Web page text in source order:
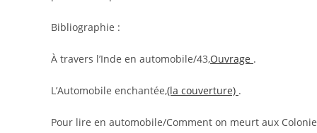
Bibliographie :
À travers l’Inde en automobile/43,Ouvrage .
L’Automobile enchantée,(la couverture) .
Pour lire en automobile/Comment on meurt aux